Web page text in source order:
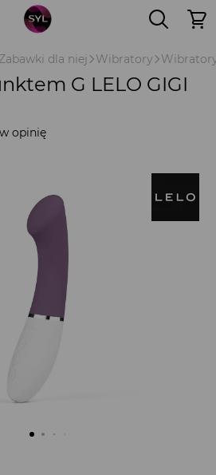
Zabawki dla niej Wibratory
G LELO GIGI
opinię